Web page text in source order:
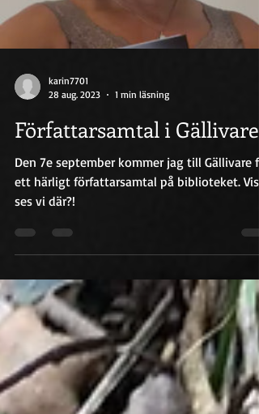
karin7701
28 aug. 2023
1 min läsning
Författarsamtal i Gällivare!
Den 7e september kommer jag till Gällivare
ett härligt författarsamtal på biblioteket.
ses vi där?!